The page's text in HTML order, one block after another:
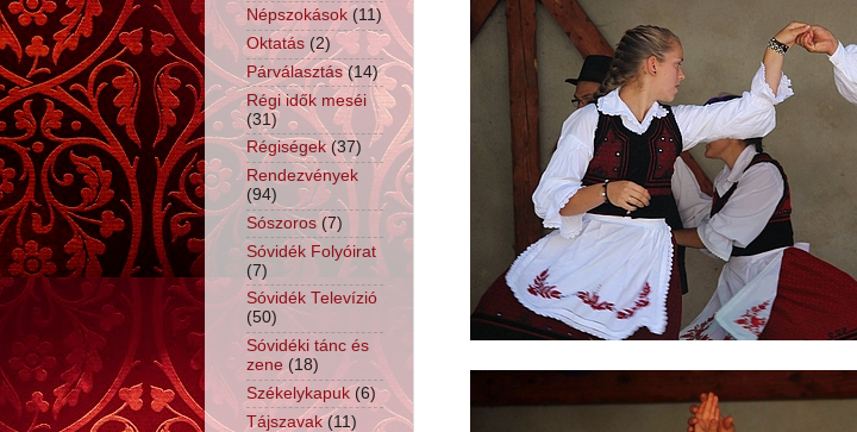
Népszokások (11)
Oktatás (2)
Párválasztás (14)
Régi idők meséi
(31)
Régiségek (37)
Rendezvények
(94)
Sószoros (7)
Sóvidék Folyóirat
(7)
Sóvidék Televízió
(50)
Sóvidéki tánc és
zene (18)
Székelykapuk (6)
Tájszavak (11)